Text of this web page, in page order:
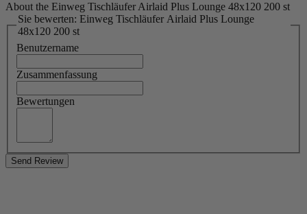
About the Einweg Tischläufer Airlaid Plus Lounge 48x120 200 st
Sie bewerten: Einweg Tischläufer Airlaid Plus Lounge
48x120 200 st
Benutzername
Zusammenfassung
Bewertungen
Send Review